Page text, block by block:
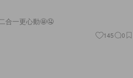
合一更心動🤩🤤
145 0